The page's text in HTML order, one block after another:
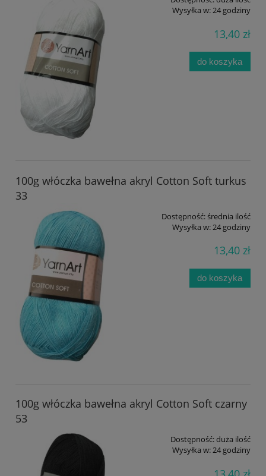
Wysyłka w:24 godziny
13,40 zł
do koszyka
100g włóczka bawełna akryl Cotton Soft turkus
33
Dostępność:średnia ilość
Wysyłka w:24 godziny
13,40 zł
do koszyka
100g włóczka bawełna akryl Cotton Soft czarny
53
Dostępność:duża ilość
Wysyłka w:24 godziny